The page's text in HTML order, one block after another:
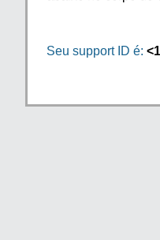
Seu support ID é: